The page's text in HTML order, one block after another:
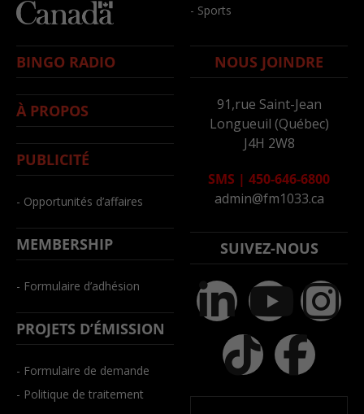
- Sports
BINGO RADIO
À PROPOS
PUBLICITÉ
- Opportunités d’affaires
MEMBERSHIP
- Formulaire d’adhésion
PROJETS D’ÉMISSION
- Formulaire de demande
- Politique de traitement
NOUS JOINDRE
91,rue Saint-Jean
Longueuil (Québec)
J4H 2W8
SMS | 450-646-6800
admin@fm1033.ca
SUIVEZ-NOUS